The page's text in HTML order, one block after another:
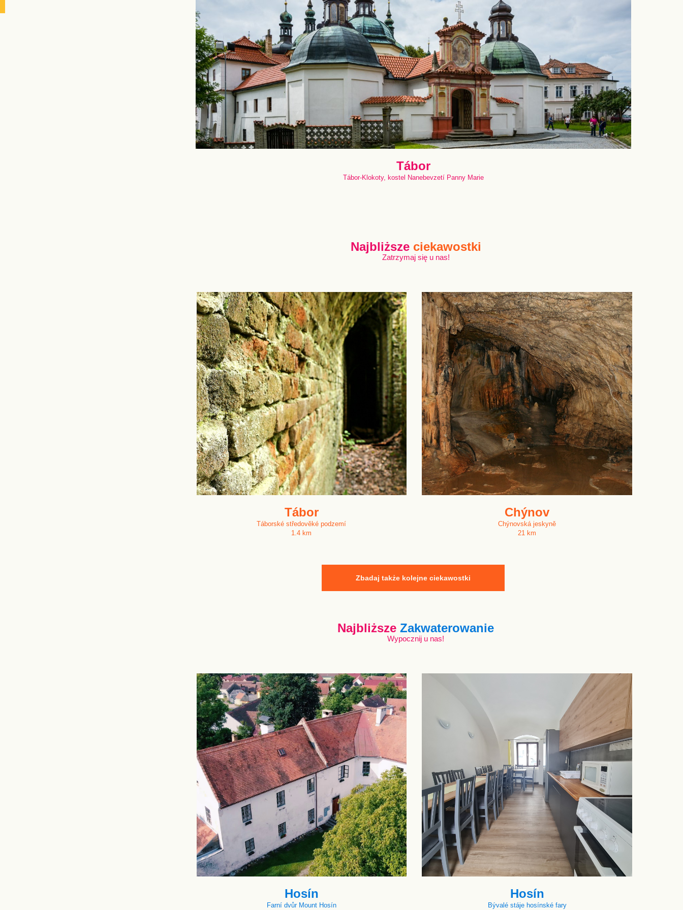
Tábor
Tábor-Klokoty, kostel Nanebevzetí Panny Marie
Najbliższe ciekawostki
Zatrzymaj się u nas!
Tábor
Táborské středověké podzemí
1.4 km
Chýnov
Chýnovská jeskyně
21 km
Zbadaj także kolejne ciekawostki
NajbliższeZakwaterowanie
Wypocznij u nas!
Hosín
Farní dvůr Mount Hosín
Hosín
Bývalé stáje hosínské fary